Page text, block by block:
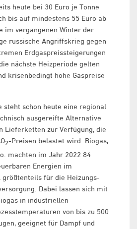
heute bei 30 Euro je Tonne
bis auf mindestens 55 Euro ab
im vergangenen Winter der
russische Angriffskrieg gegen
Erdgaspreissteigerungen
nächste Heizperiode gelten
krisenbedingt hohe Gaspreise
steht schon heute eine regional
ausgereifte Alternative
Lieferketten zur Verfügung, die
2-Preisen belastet wird. Biogas,
machten im Jahr 2022 84
Energien im
größtenteils für die Heizungs-
Dabei lassen sich mit
in industriellen
von bis zu 500
geeignet für Dampf und